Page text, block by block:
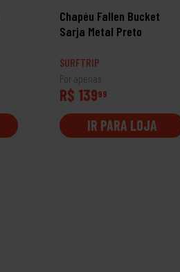
Chapéu Fallen Bucket
Sarja Metal Preto
SURFTRIP
Por apenas
R$ 13999
IR PARA LOJA